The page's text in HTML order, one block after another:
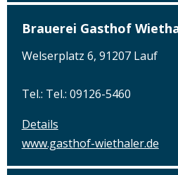
Brauerei Gasthof
Welserplatz 6, 91207 Lauf
Tel.: Tel.: 09126-5460
Details
www.gasthof-wiethaler.de